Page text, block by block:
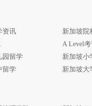
资讯
新加坡院
A Level
园留学
新加坡小
留学 新加坡大